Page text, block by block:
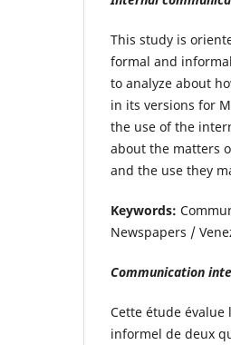
This study is
formal and
to analyze about
in its versions for
the use of the
about the matters
and the use they
Keywords:
Newspapers /
Communication
Cette étude
informel de deux